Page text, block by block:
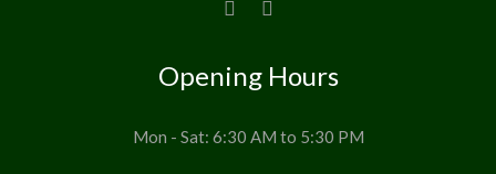
Opening Hours
Mon - Sat: 6:30 AM to 5:30 PM